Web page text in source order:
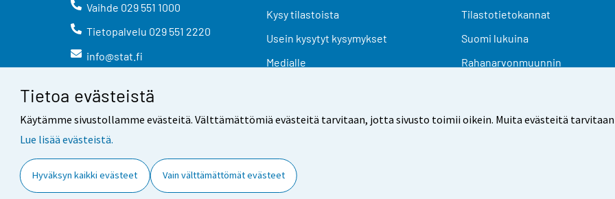
Tietoa evästeistä
Käytämme sivustollamme evästeitä. Välttämättömiä evästeitä tarvitaan, jotta sivusto toimii oikein. Muita evästeitä
Lue lisää evästeistä.
Hyväksyn kaikki evästeet Vain välttämättömät evästeet
Vaihde 029 551 1000
Tietopalvelu 029 551 2220
info@stat.fi
Kysy tilastoista
Usein kysytyt kysymykset
Medialle
Tilastotietokannat
Suomi lukuina
Rahanarvonmuunnin
Yhteystiedot Palaute